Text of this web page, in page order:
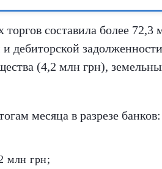
торгов составила более
дебиторской
(4,2 млн грн),
месяца в разрезе банков:
грн;